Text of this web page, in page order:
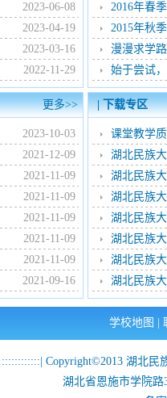
2023-06-08
2023-04-19
2023-03-16
2022-11-29
2016年春
2015年秋
漫漫求学
始于尝试
更多>>
2023-10-03
2021-12-09
2021-11-09
2021-11-09
2021-11-09
2021-11-09
2021-11-09
2021-09-16
| 下载专区
课堂教学
湖北民族
湖北民族
湖北民族
湖北民族
湖北民族
湖北民族
湖北民族
学校地图
::::::::::::| Copyright©2013 湖北民
湖北省恩施市学院路